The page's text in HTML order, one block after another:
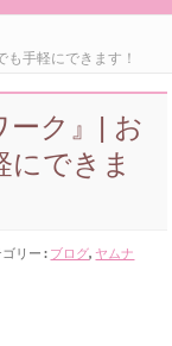
も手軽にできます！
ーク』| お
にできま
ゴリー : ブログ, ヤムナ